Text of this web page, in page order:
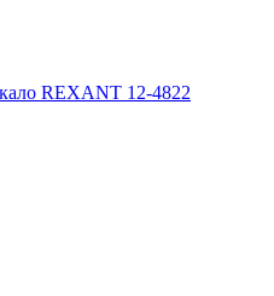
REXANT 12-4822